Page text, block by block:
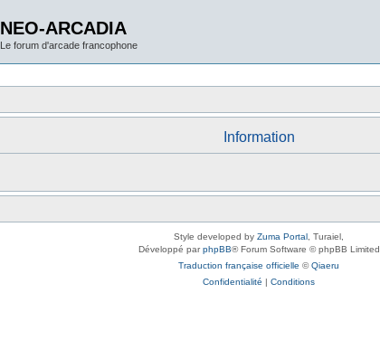
NEO-ARCADIA
Le forum d'arcade francophone
Information
Style developed by Zuma Portal , Turaiel,
Développé parphpBB® Forum Software © phpBB Limited
Traduction française officielle ©Qiaeru
Confidentialité | Conditions